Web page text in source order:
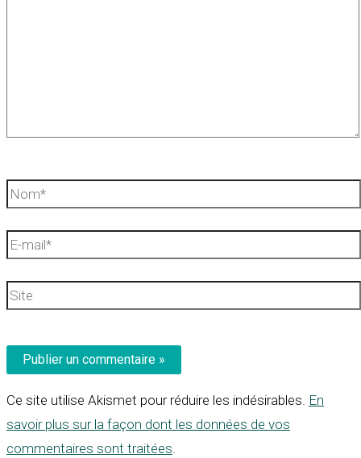
Nom*
E-
Site
Ce site utilise Akismet pour réduire les indésirables. En
savoir plus sur la façon dont les données de vos
commentaires sont traitées.